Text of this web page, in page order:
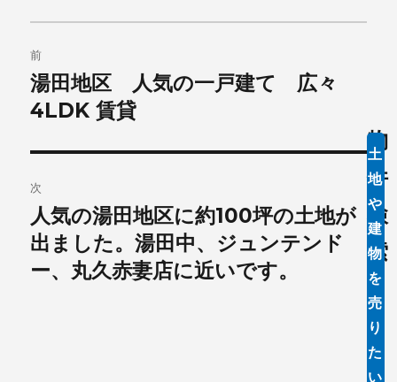
稿
ナ
ビ
ゲ
ー
シ
前
前
の
稿:
湯田地区 人気の一戸建て 広々
4LDK 賃貸
次
次
の
投
人気の湯田地区に約100坪の土地が
出ました。湯田中、ジュンテンド
ー、丸久赤妻店に近いです。
物
件
検
索
ご
希
望
の
土
地
や
建
物
を
売
り
た
い